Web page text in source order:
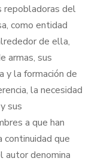
repobladoras del
como entidad
de ella,
armas, sus
y la formación de
la necesidad
sus
a que han
continuidad que
autor denomina